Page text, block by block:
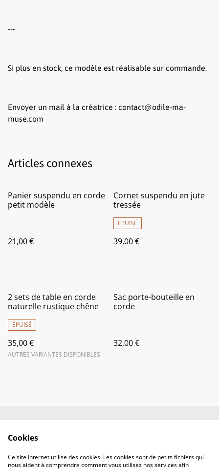
---
Si plus en stock, ce modèle est réalisable sur commande.
Envoyer un mail à la créatrice : contact@odile-ma-
muse.com
Articles connexes
Panier suspendu en corde
petit modèle
21,00 €
Cornet suspendu en jute
tressée
ÉPUISÉ
39,00 €
2 sets de table en corde
naturelle rustique chêne
ÉPUISÉ
35,00 €
AUTRES VARIANTES DISPONIBLES
Sac porte-bouteille en
corde
32,00 €
confidentialité
Offres et partenaires
Cookies
Ce site Internet utilise des cookies. Les cookies sont de petits fichiers qui
nous aident à comprendre comment vous utilisez nos services afin